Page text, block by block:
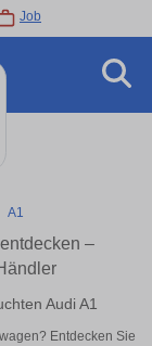
Job
A1
–
Audi A1
Entdecken Sie